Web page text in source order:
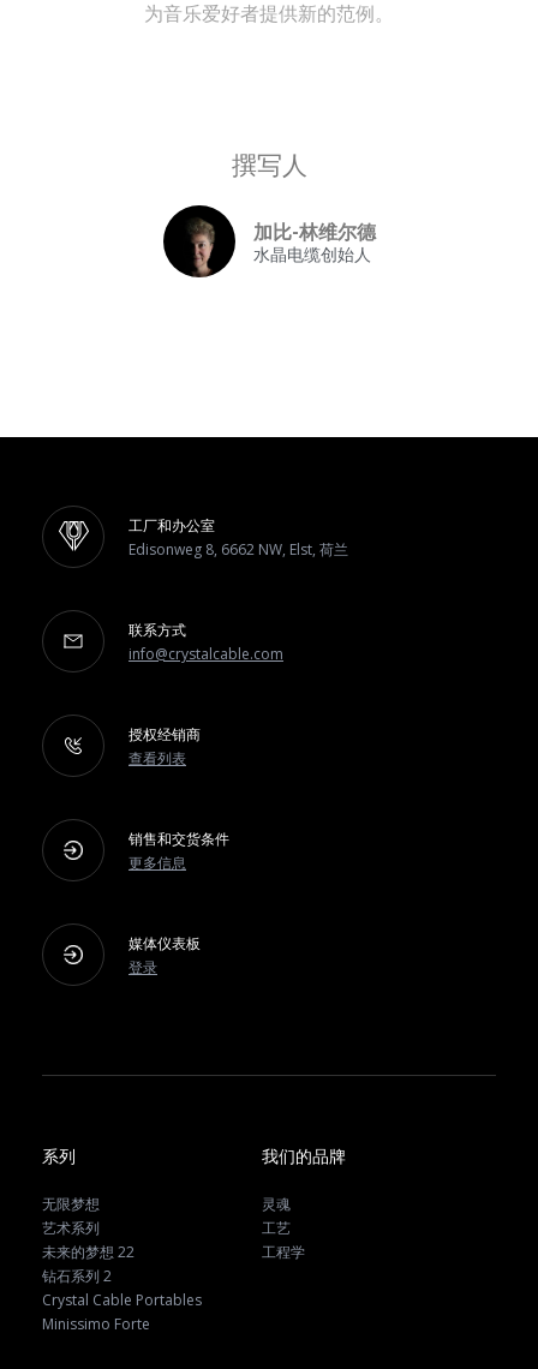
为音乐爱好者提供新的范例。
撰写人
加比-林维尔德
水晶电缆创始人
工厂和办公室
Edisonweg 8, 6662 NW, Elst, 荷兰
联系方式
info@crystalcable.com
授权经销商
查看列表
销售和交货条件
更多信息
媒体仪表板
登录
系列
无限梦想
艺术系列
未来的梦想 22
钻石系列 2
Crystal Cable Portables
Minissimo Forte
我们的品牌
灵魂
工艺
工程学